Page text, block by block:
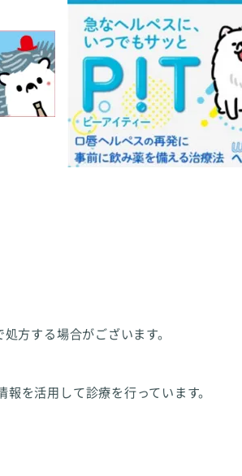
方する場合がございます。
を活用して診療を行っています。